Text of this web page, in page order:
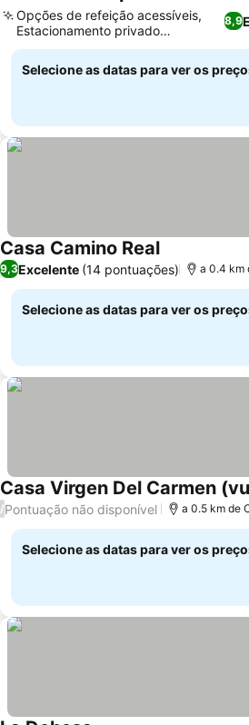
8,9
Opções de refeição acessíveis,
Estacionamento privado
conveniente
Selecione as datas para ver os
Casa Camino Real
9,3Excelente (14 pontuações) a 0.4 km
Selecione as datas para ver os
Casa Virgen Del Carmen
/Pontuação não disponível a 0.5 km de
Selecione as datas para ver os